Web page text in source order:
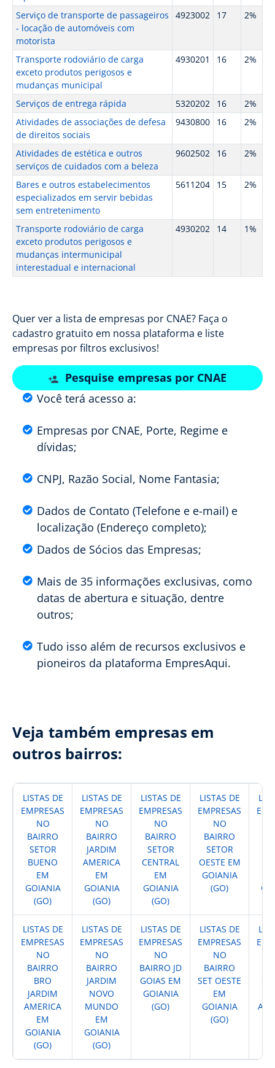
Serviço de transporte de passageiros
- locação de automóveis com
motorista
4923002 17 2%
Transporte rodoviário de carga
exceto produtos perigosos e
mudanças municipal
4930201 16 2%
Serviços de entrega rápida 5320202 16
2%
Atividades de associações de defesa
de direitos sociais
9430800 16 2%
Atividades de estética e outros
serviços de cuidados com a beleza
9602502 16 2%
Bares e outros estabelecimentos
especializados em servir bebidas
sem entretenimento
5611204 15 2%
Transporte rodoviário de carga
exceto produtos perigosos e
mudanças intermunicipal
interestadual e internacional
4930202 14 1%
Quer ver a lista de empresas por CNAE? Faça o
cadastro gratuito em nossa plataforma e liste
empresas por filtros exclusivos!
Pesquise empresas por CNAE
Você terá acesso a:
Empresas por CNAE, Porte, Regime e
dívidas;
CNPJ, Razão Social, Nome Fantasia;
Dados de Contato (Telefone e e-mail) e
localização (Endereço completo);
Dados de Sócios das Empresas;
Mais de 35 informações exclusivas, como
datas de abertura e situação, dentre
outros;
Tudo isso além de recursos exclusivos e
pioneiros da plataforma EmpresAqui.
Veja também empresas em
outros bairros:
LISTAS DE
EMPRESAS
NO
BAIRRO
SETOR
BUENO
EM
GOIANIA
(GO)
LISTAS DE
EMPRESAS
NO
BAIRRO
JARDIM
AMERICA
EM
GOIANIA
(GO)
LISTAS DE
EMPRESAS
NO
BAIRRO
SETOR
CENTRAL
EM
GOIANIA
(GO)
LISTAS DE
EMPRESAS
NO
BAIRRO
SETOR
OESTE EM
GOIANIA
(GO)
LISTAS DE
EMPRESAS
NO
BAIRRO
BRO
JARDIM
AMERICA
EM
GOIANIA
(GO)
LISTAS DE
EMPRESAS
NO
BAIRRO
JARDIM
NOVO
MUNDO
EM
GOIANIA
(GO)
LISTAS DE
EMPRESAS
NO
BAIRRO JD
GOIAS EM
GOIANIA
(GO)
LISTAS DE
EMPRESAS
NO
BAIRRO
SET OESTE
EM
GOIANIA
(GO)